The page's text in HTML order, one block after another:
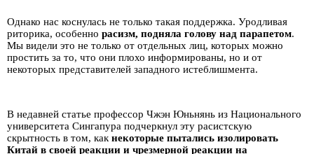
Однако нас коснулась не только такая поддержка. Уродливая
риторика, особенно расизм, подняла голову над парапетом.
Мы видели это не только от отдельных лиц, которых можно
простить за то, что они плохо информированы, но и от
некоторых представителей западного истеблишмента.
В недавней статье профессор Чжэн Юньнянь из Национального
университета Сингапура подчеркнул эту расистскую
скрытность в том, как некоторые пытались изолировать
Китай в своей реакции и чрезмерной реакции на